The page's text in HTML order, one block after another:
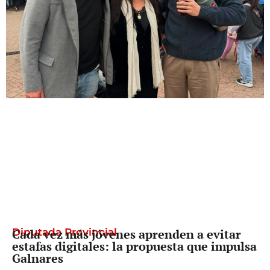
la preocupación por el futuro de las
tierras provinciales
Diputada Provincial
Cada vez más jóvenes aprenden a evitar
estafas digitales: la propuesta que impulsa
Galnares